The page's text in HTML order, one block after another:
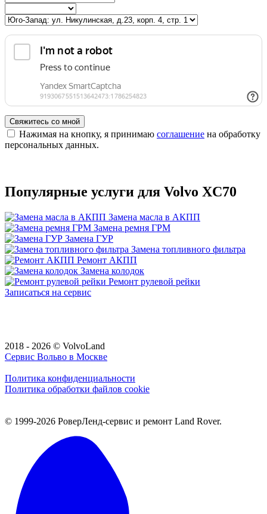
Свяжитесь со мной
Нажимая на кнопку, я принимаю соглашение на обработку
персональных данных.
Популярные услуги для Volvo XC70
Замена масла в АКПП
Замена ремня ГРМ
Замена ГУР
Замена топливного фильтра
Ремонт АКПП
Замена колодок
Ремонт рулевой рейки
Записаться на сервис
2018 - 2026 © VolvoLand
Сервис Вольво в Москве
Политика конфиденциальности
Политика обработки файлов cookie
© 1999-2026 РоверЛенд-сервис и ремонт Land Rover.